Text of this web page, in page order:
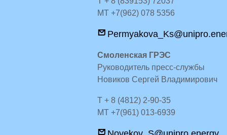
MT +7(962) 078 5356
Смоленская ГРЭС
Руководитель пресс-службы
Новиков Сергей Владимирович
Т + 8 (4812) 2-90-35
MT +7(961) 013-6939